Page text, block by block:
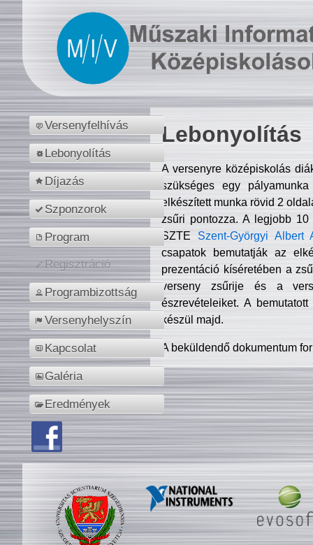
Versenyfelhívás
Lebonyolítás
Díjazás
Szponzorok
Program
Regisztráció
Programbizottság
Versenyhelyszín
Kapcsolat
Galéria
Eredmények
Lebonyolítás
A versenyre középiskolás
szükséges egy
elkészített munka rövid 2
zsűri pontozza. A legjobb
SZTE Szent-Györgyi Albert
csapatok bemutatják az
prezentáció kíséretében a
verseny zsűrije és a
észrevételeiket. A
készül majd.
A beküldendő dokumentum